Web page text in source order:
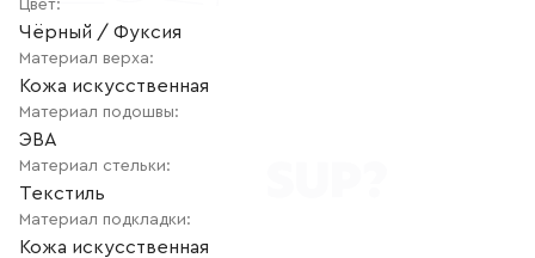
Цвет:
Чёрный / Фуксия
Материал верха:
Кожа искусственная
Материал подошвы:
ЭВА
Материал стельки:
Текстиль
Материал подкладки:
Кожа искусственная